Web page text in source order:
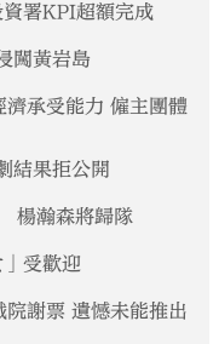
署KPI超額完成
闖黃岩島
濟承受能力 僱主團體
結果拒公開
楊瀚森將歸隊
受歡迎
謝票 遺憾未能推出